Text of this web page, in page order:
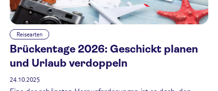
Reisearten
Brückentage 2026: Geschickt planen
und Urlaub verdoppeln
24.10.2025